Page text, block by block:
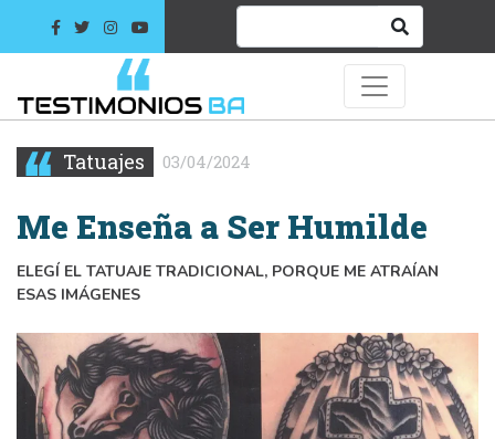
Tatuajes 03/04/2024
Me Enseña a Ser Humilde
ELEGÍ EL TATUAJE TRADICIONAL, PORQUE ME ATRAÍAN
ESAS IMÁGENES